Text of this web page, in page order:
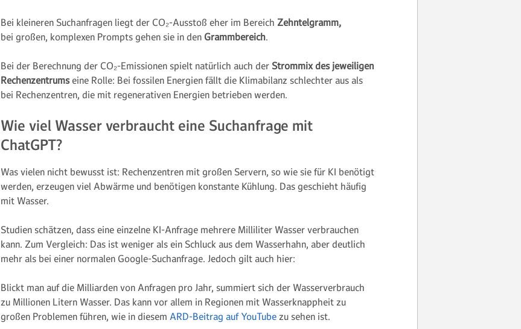
Bei kleineren Suchanfragen liegt der CO₂-Ausstoß eher im Bereich Zehntelgramm,
bei großen, komplexen Prompts gehen sie in den Grammbereich.
Bei der Berechnung der CO₂-Emissionen spielt natürlich auch der Strommix des jeweiligen
Rechenzentrumseine Rolle: Bei fossilen Energien fällt die Klimabilanz schlechter aus als
bei Rechenzentren, die mit regenerativen Energien betrieben werden.
Wie viel Wasser verbraucht eine Suchanfrage mit
ChatGPT?
Was vielen nicht bewusst ist: Rechenzentren mit großen Servern, so wie sie für KI benötigt
werden, erzeugen viel Abwärme und benötigen konstante Kühlung. Das geschieht häufig
mit Wasser.
Studien schätzen, dass eine einzelne KI-Anfrage mehrere Milliliter Wasser verbrauchen
kann. Zum Vergleich: Das ist weniger als ein Schluck aus dem Wasserhahn, aber deutlich
mehr als bei einer normalen Google-Suchanfrage. Jedoch gilt auch hier:
Blickt man auf die Milliarden von Anfragen pro Jahr, summiert sich der Wasserverbrauch
zu Millionen Litern Wasser. Das kann vor allem in Regionen mit Wasserknappheit zu
großen Problemen führen, wie in diesem ARD-Beitrag auf YouTube zu sehen ist.